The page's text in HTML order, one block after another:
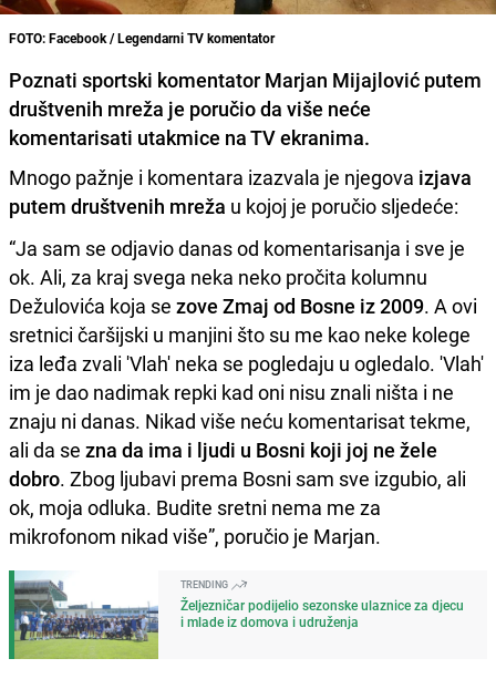
FOTO: Facebook / Legendarni TV komentator
Poznati sportski komentator Marjan Mijajlović putem
društvenih mreža je poručio da više neće
komentarisati utakmice na TV ekranima.
Mnogo pažnje i komentara izazvala je njegova izjava
putem društvenih mreža u kojoj je poručio sljedeće:
“Ja sam se odjavio danas od komentarisanja i sve je
ok. Ali, za kraj svega neka neko pročita kolumnu
Dežulovića koja se zove Zmaj od Bosne iz 2009. A ovi
sretnici čaršijski u manjini što su me kao neke kolege
iza leđa zvali 'Vlah' neka se pogledaju u ogledalo. 'Vlah'
im je dao nadimak repki kad oni nisu znali ništa i ne
znaju ni danas. Nikad više neću komentarisat tekme,
ali da se zna da ima i ljudi u Bosni koji joj ne žele
dobro. Zbog ljubavi prema Bosni sam sve izgubio, ali
ok, moja odluka. Budite sretni nema me za
mikrofonom nikad više”, poručio je Marjan.
TRENDING
Željezničar podijelio sezonske ulaznice za djecu
i mlade iz domova i udruženja